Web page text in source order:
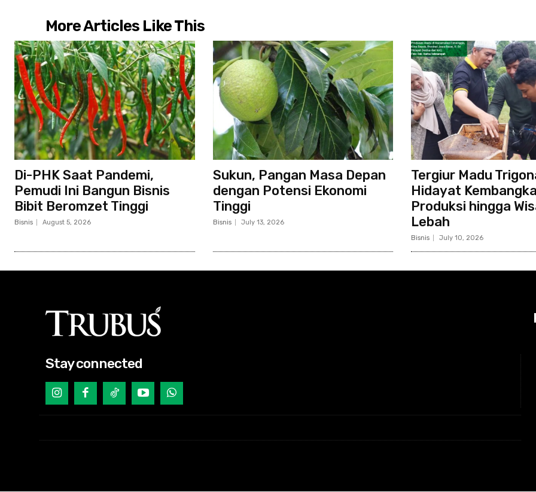
More Articles Like This
Di-PHK Saat Pandemi,
Pemudi Ini Bangun Bisnis
Bibit Beromzet Tinggi
Bisnis August 5, 2026
Sukun, Pangan Masa Depan
dengan Potensi Ekonomi
Tinggi
Bisnis July 13, 2026
Tergiur Madu
Hidayat
Produksi hingga
Lebah
Bisnis July 10, 2026
Stay connected